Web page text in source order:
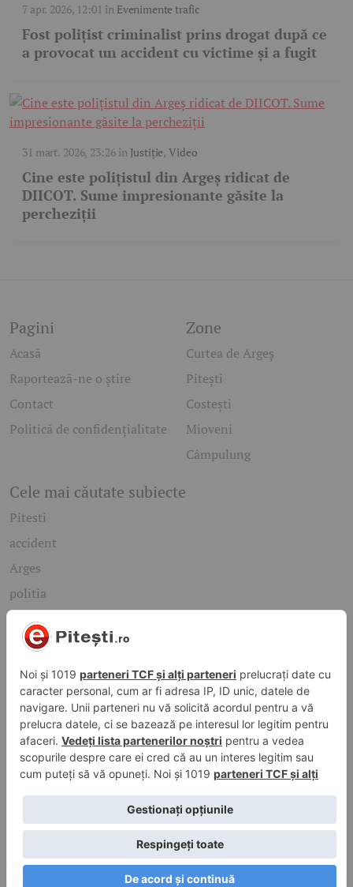
7 apr. 2026, 12:01 în Evenimente trafic
Fost polițist criminalist prins drogat după ce
a provocat un accident cu victime și a fugit
31 mart. 2026, 23:26în Justiție,Video
Cine este polițistul din Argeș ridicat de
DIICOT. Sume impresionante găsite la
percheziții
Pagini
Acasă
Raportează-ne o știre
Contact
Politică de confidențialitate
Zone
Curtea de Argeș
Pitești
Costești
Mioveni
Câmpulung
Cele mai căutate subiecte
Pitesti
accident
Arges
politia
mioveni
Caută rapid știrile care te interesează
Găsește cele mai recente știri, evenimente și subiecte de
interes din orașul tău. Introdu un cuvânt-cheie și descoperă
informațiile de care ai nevoie!
Caută
© 2026 ePitesti.ro | Toate drepturile rezervate. | Site
administrat deWebFixer.ro